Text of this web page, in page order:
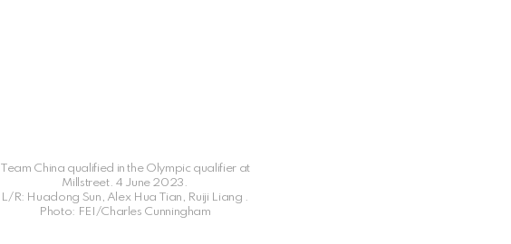
Team China qualified in the Olympic qualifier at
Millstreet. 4 June 2023.
L/R: Huadong Sun, Alex Hua Tian, Ruiji Liang .
Photo: FEI/Charles Cunningham